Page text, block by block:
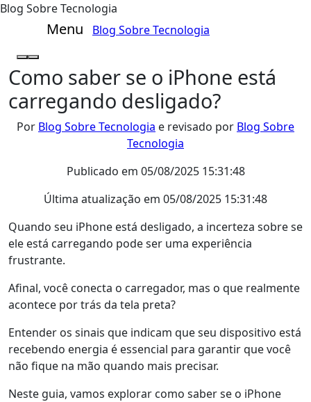
Blog Sobre Tecnologia
Menu Blog Sobre Tecnologia
Como saber se o iPhone está
carregando desligado?
Por Blog Sobre Tecnologia e revisado por Blog Sobre
Tecnologia
Publicado em 05/08/2025 15:31:48
Última atualização em 05/08/2025 15:31:48
Quando seu iPhone está desligado, a incerteza sobre se
ele está carregando pode ser uma experiência
frustrante.
Afinal, você conecta o carregador, mas o que realmente
acontece por trás da tela preta?
Entender os sinais que indicam que seu dispositivo está
recebendo energia é essencial para garantir que você
não fique na mão quando mais precisar.
Neste guia, vamos explorar como saber se o iPhone